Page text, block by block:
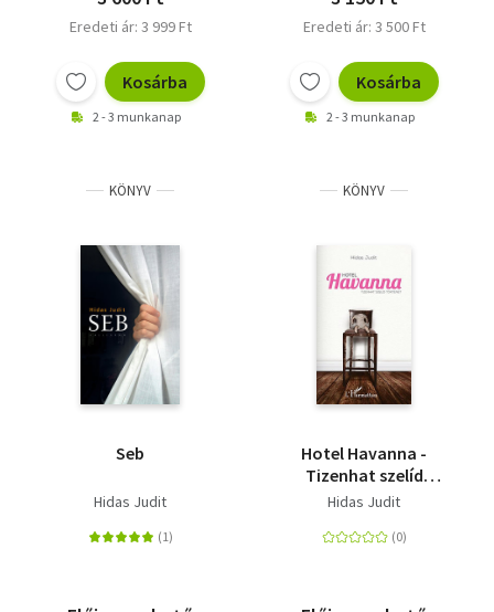
Eredeti ár: 3 999 Ft
Kosárba
2 - 3 munkanap
Eredeti ár: 3 500 Ft
Kosárba
2 - 3 munkanap
KÖNYV
Seb
Hidas Judit
KÖNYV
Hotel Havanna -
Tizenhat szelíd
történet
Hidas Judit